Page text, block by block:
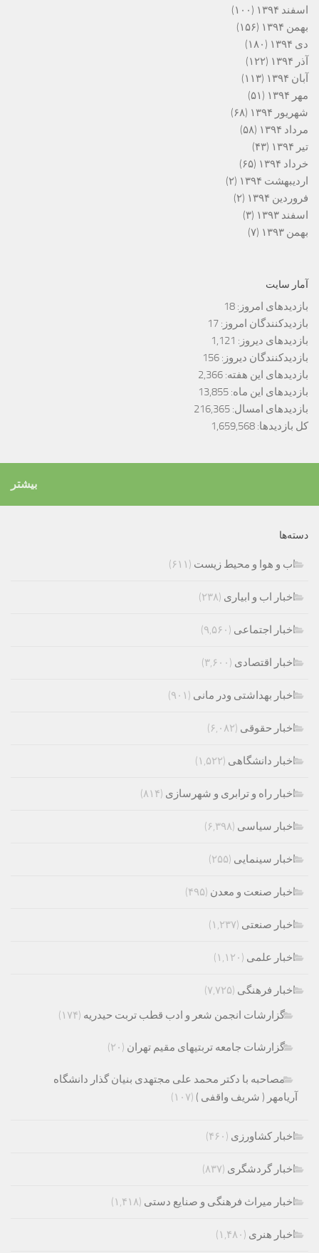
اسفند ۱۳۹۴
(۱۰۰)
بهمن ۱۳۹۴
(۱۵۶)
دی ۱۳۹۴
(۱۸۰)
آذر ۱۳۹۴
(۱۲۲)
آبان ۱۳۹۴
(۱۱۳)
مهر ۱۳۹۴
(۵۱)
شهریور ۱۳۹۴
(۶۸)
مرداد ۱۳۹۴
(۵۸)
تیر ۱۳۹۴
(۴۳)
خرداد ۱۳۹۴
(۶۵)
اردیبهشت ۱۳۹۴
(۲)
فروردین ۱۳۹۴
(۲)
اسفند ۱۳۹۳
(۳)
بهمن ۱۳۹۳
(۷)
آمار سایت
بازدیدهای امروز: 18
بازدیدکنندگان امروز: 17
بازدیدهای دیروز: 1,121
بازدیدکنندگان دیروز: 156
بازدیدهای این هفته: 2,366
بازدیدهای این ماه: 13,855
بازدیدهای امسال: 216,365
کل بازدیدها: 1,659,568
بیشتر
دسته‌ها
اب و هوا و محیط زیست (۶۱۱)
اخبار اب و ابیاری (۲۳۸)
اخبار اجتماعی (۹,۵۶۰)
اخبار اقتصادی (۳,۶۰۰)
اخبار بهداشتی ودر مانی (۹۰۱)
اخبار حقوقی (۶,۰۸۲)
اخبار دانشگاهی (۱,۵۲۲)
اخبار راه و ترابری و شهرسازی (۸۱۴)
اخبار سیاسی (۶,۳۹۸)
اخبار سینمایی (۲۵۵)
اخبار صنعت و معدن (۴۹۵)
اخبار صنعتی (۱,۲۳۷)
اخبار علمی (۱,۱۲۰)
اخبار فرهنگی (۷,۷۲۵)
گزارشات انجمن شعر و ادب قطب تربت حیدریه (۱۷۴)
گزارشات جامعه تربتیهای مقیم تهران (۲۰)
مصاحبه با دکتر محمد علی مجتهدی بنیان گذار دانشگاه
آریامهر ( شریف واقفی ) (۱۰۷)
اخبار کشاورزی (۴۶۰)
اخبار گردشگری (۸۳۷)
اخبار میراث فرهنگی و صنایع دستی (۱,۴۱۸)
اخبار هنری (۱,۴۸۰)